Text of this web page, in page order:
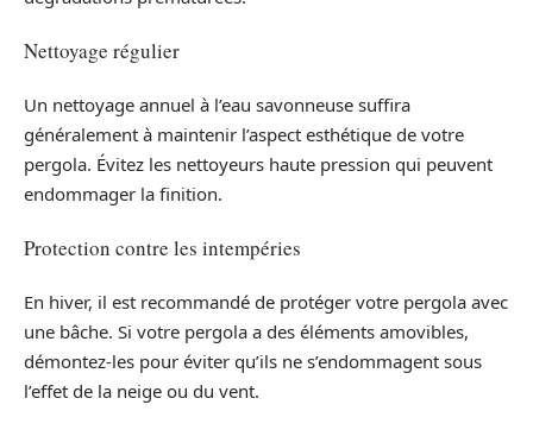
Nettoyage régulier
Un nettoyage annuel à l’eau savonneuse suffira
généralement à maintenir l’aspect esthétique de votre
pergola. Évitez les nettoyeurs haute pression qui peuvent
endommager la finition.
Protection contre les intempéries
En hiver, il est recommandé de protéger votre pergola avec
une bâche. Si votre pergola a des éléments amovibles,
démontez-les pour éviter qu’ils ne s’endommagent sous
l’effet de la neige ou du vent.